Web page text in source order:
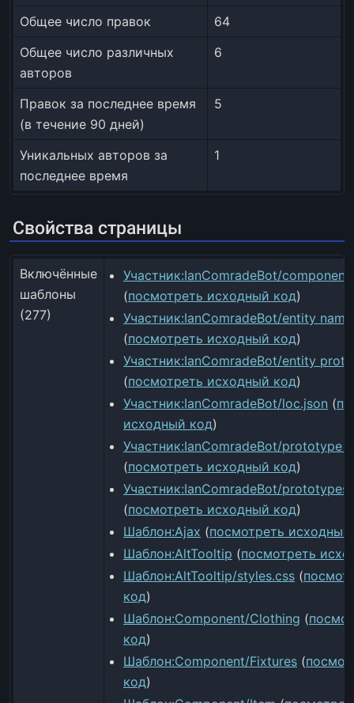
Общее число правок
64
Общее число различных
авторов
6
Правок за последнее время
(в течение 90 дней)
5
Уникальных авторов за
последнее время
1
Свойства страницы
Включённые
шаблоны
(277)
Участник:IanComradeBot/
(посмотреть исходный код)
Участник:IanComradeBot/entity
(посмотреть исходный код)
Участник:IanComradeBot/entity
(посмотреть исходный код)
Участник:IanComradeBot/loc.json (
исходный код)
Участник:IanComradeBot/prototype
(посмотреть исходный код)
Участник:IanComradeBot/
(посмотреть исходный код)
Шаблон:Ajax (посмотреть
Шаблон:AltTooltip (посмотреть
Шаблон:AltTooltip/styles.css (
код)
Шаблон:Component/Clothing (
код)
Шаблон:Component/Fixtures (
код)